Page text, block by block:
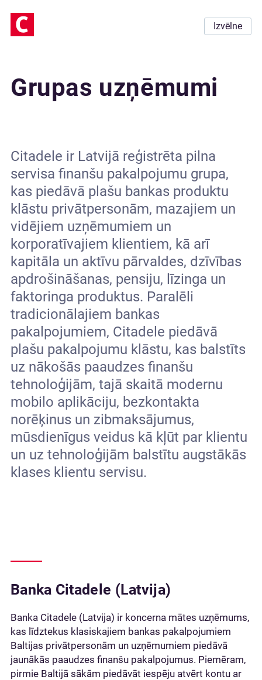
Izvēlne
Grupas uzņēmumi
Citadele ir Latvijā reģistrēta pilna
servisa finanšu pakalpojumu grupa,
kas piedāvā plašu bankas produktu
klāstu privātpersonām, mazajiem un
vidējiem uzņēmumiem un
korporatīvajiem klientiem, kā arī
kapitāla un aktīvu pārvaldes, dzīvības
apdrošināšanas, pensiju, līzinga un
faktoringa produktus. Paralēli
tradicionālajiem bankas
pakalpojumiem, Citadele piedāvā
plašu pakalpojumu klāstu, kas balstīts
uz nākošās paaudzes finanšu
tehnoloģijām, tajā skaitā modernu
mobilo aplikāciju, bezkontakta
norēķinus un zibmaksājumus,
mūsdienīgus veidus kā kļūt par klientu
un uz tehnoloģijām balstītu augstākās
klases klientu servisu.
Banka Citadele (Latvija)
Banka Citadele (Latvija) ir koncerna mātes uzņēmums,
kas līdztekus klasiskajiem bankas pakalpojumiem
Baltijas privātpersonām un uzņēmumiem piedāvā
jaunākās paaudzes finanšu pakalpojumus. Piemēram,
pirmie Baltijā sākām piedāvāt iespēju atvērt kontu ar